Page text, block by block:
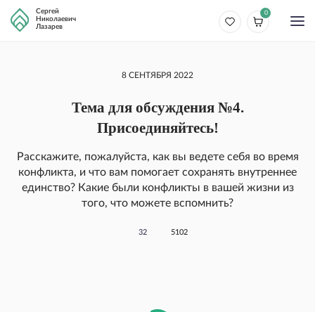
Сергей
Николаевич
Лазарев
0
8 СЕНТЯБРЯ 2022
Тема для обсуждения №4.
Присоединяйтесь!
Расскажите, пожалуйста, как вы ведете себя во время
конфликта, и что вам помогает сохранять внутреннее
единство? Какие были конфликты в вашей жизни из
того, что можете вспомнить?
32 5102